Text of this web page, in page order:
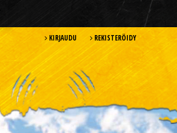
KIRJAUDU REKISTERÖIDY